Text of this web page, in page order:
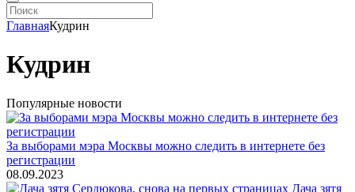
ГлавнаяКудрин
Кудрин
Популярные новости
За выборами мэра Москвы можно следить в интернете без
регистрации
08.09.2023
Дача зятя